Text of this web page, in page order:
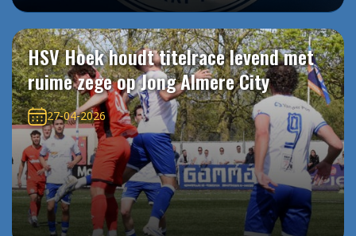
HSV Hoek houdt titelrace levend met
ruime zege op Jong Almere City
27-04-2026